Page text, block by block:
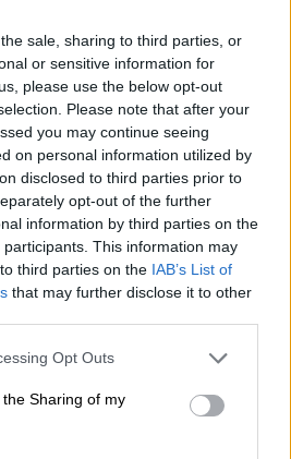
sale, sharing to third parties, or
or sensitive information for
please use the below opt-out
Please note that after your
you may continue seeing
on personal information utilized by
disclosed to third parties prior to
opt-out of the further
information by third parties on the
participants. This information may
third parties on the IAB’s List of
that may further disclose it to other
app uses one or more Google
usage behaviour. You may click to
Google and its third-party tags to
purposes in below Google
Opt Outs
Sharing of my
Όπως μας πληροφορεί
λίγες ημέρες νωρίτερα
στο καλάθι του
καμένα ρούχα και
το παιδί να έχει καμία
υπόγειο.Μέχρι
κρατούσε τα μυστικά του
παρατηρήθηκε πτώση
η κατάσταση ξέφυγε
πέτρες μάλιστα έσπασαν
παραθύρων και μάλιστα με
«Σε κάθε τζάμι
είχε ακτίνες προς τα